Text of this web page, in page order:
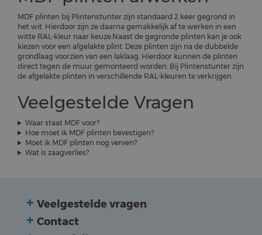
MDF plinten bij Plintenstunter zijn standaard 2 keer gegrond in
het wit. Hierdoor zijn ze daarna gemakkelijk af te werken in een
witte RAL-kleur naar keuze.Naast de gegronde plinten kan je ook
kiezen voor een afgelakte plint. Deze plinten zijn na de dubbelde
grondlaag voorzien van een laklaag. Hierdoor kunnen de plinten
direct tegen de muur gemonteerd worden. Bij Plintenstunter zijn
de afgelakte plinten in verschillende RAL-kleuren te verkrijgen.
Veelgestelde Vragen
Waar staat MDF voor?
Hoe moet ik MDF plinten bevestigen?
Moet ik MDF plinten nog verven?
Wat is zaagverlies?
Veelgestelde vragen
Contact